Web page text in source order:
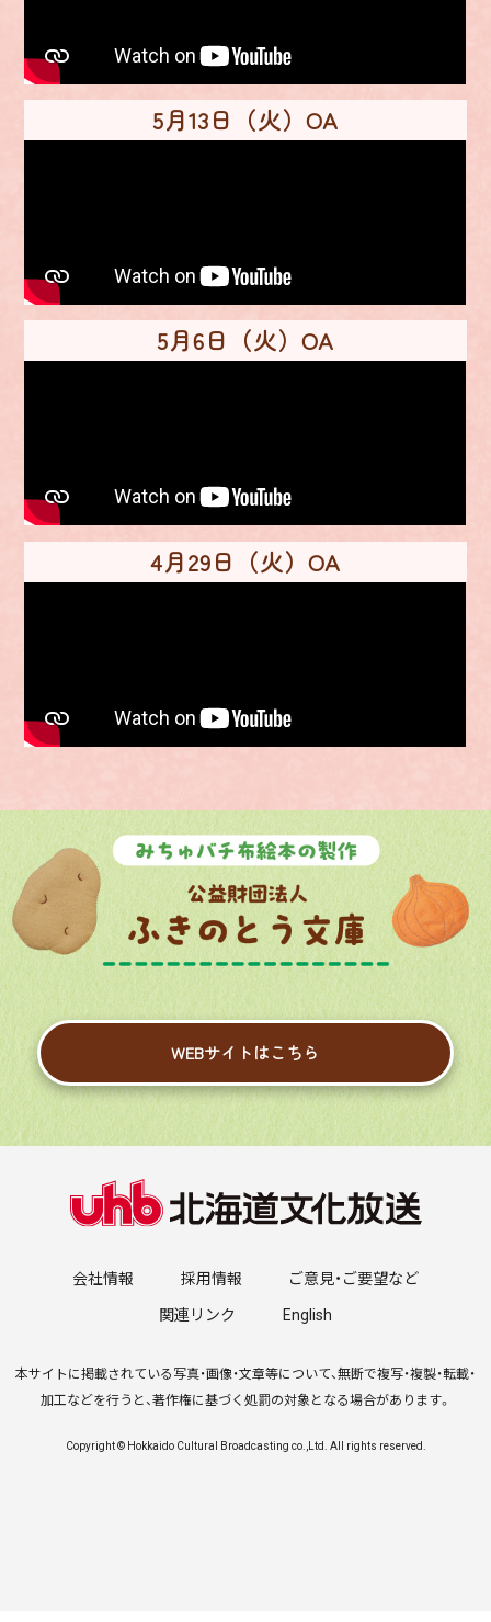
5月13日（火）OA
5月6日（火）OA
4月29日（火）OA
WEBサイトはこちら
会社情報 採用情報 ご意見・ご要望など
関連リンク English
本サイトに掲載されている写真・画像・文章等について、無断で複写・複製・転載・
加工などを行うと、著作権に基づく処罰の対象となる場合があります。
Copyright © Hokkaido Cultural Broadcasting co.,Ltd. All rights reserved.